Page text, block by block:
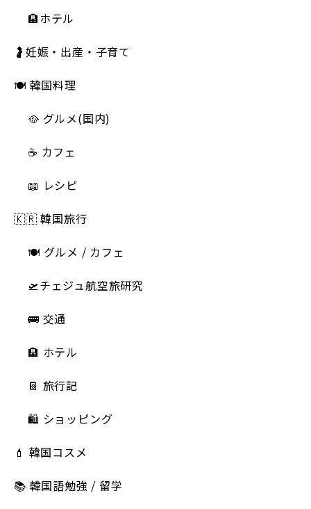
🏨ホテル
🤰妊娠・出産・子育て
🍽 韓国料理
🥘 グルメ(国内)
☕️ カフェ
📖 レシピ
🇰🇷 韓国旅行
🍽 グルメ / カフェ
🛫チェジュ航空旅研究
🚌 交通
🏨 ホテル
📔 旅行記
🛍️ ショッピング
💄 韓国コスメ
📚 韓国語勉強 / 留学